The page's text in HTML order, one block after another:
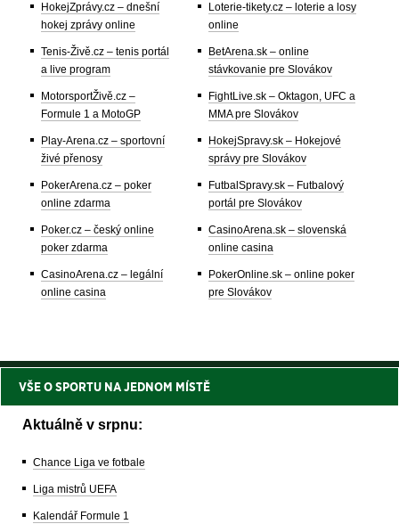
HokejZprávy.cz – dnešní
hokej zprávy online
Tenis-Živě.cz – tenis portál
a live program
MotorsportŽivě.cz –
Formule 1 a MotoGP
Play-Arena.cz – sportovní
živé přenosy
PokerArena.cz – poker
online zdarma
Poker.cz – český online
poker zdarma
CasinoArena.cz – legální
online casina
Loterie-tikety.cz – loterie a losy
online
BetArena.sk – online
stávkovanie pre Slovákov
FightLive.sk – Oktagon, UFC a
MMA pre Slovákov
HokejSpravy.sk – Hokejové
správy pre Slovákov
FutbalSpravy.sk – Futbalový
portál pre Slovákov
CasinoArena.sk – slovenská
online casina
PokerOnline.sk – online poker
pre Slovákov
VŠE O SPORTU NA JEDNOM MÍSTĚ
Aktuálně v srpnu:
Chance Liga ve fotbale
Liga mistrů UEFA
Kalendář Formule 1